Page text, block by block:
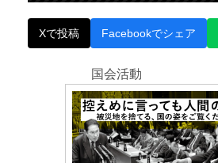
Xで投稿 Facebookでシェア
国会活動